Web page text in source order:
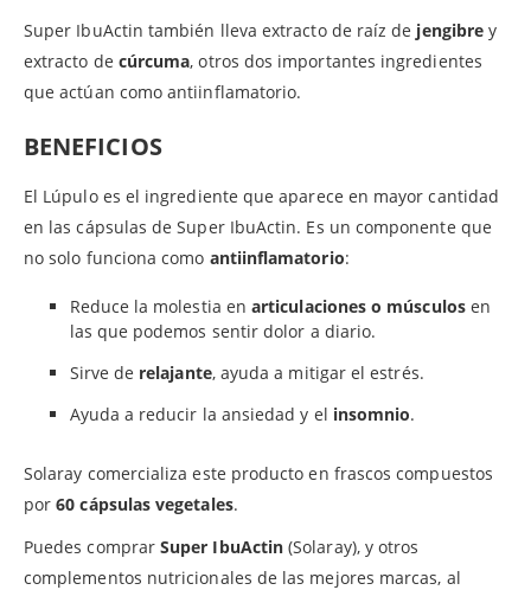
Super IbuActin también lleva extracto de raíz de jengibrey
extracto de cúrcuma, otros dos importantes ingredientes
que actúan como antiinflamatorio.
BENEFICIOS
El Lúpulo es el ingrediente que aparece en mayor cantidad
en las cápsulas de Super IbuActin. Es un componente que
no solo funciona como antiinflamatorio:
Reduce la molestia enarticulaciones o músculosen
las que podemos sentir dolor a diario.
Sirve de relajante, ayuda a mitigar el estrés.
Ayuda a reducir la ansiedad y el insomnio.
Solaray comercializa este producto en frascos compuestos
por60 cápsulas vegetales.
Puedes comprarSuper IbuActin (Solaray), y otros
complementos nutricionales de las mejores marcas, al